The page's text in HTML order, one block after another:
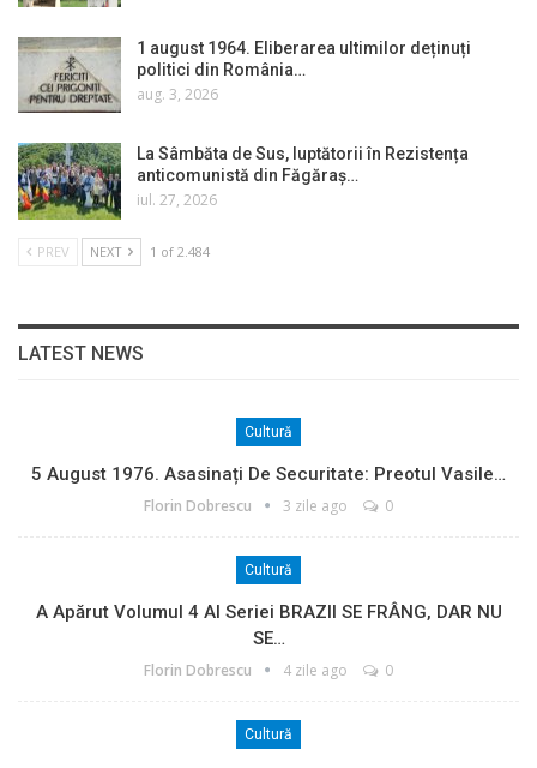
1 august 1964. Eliberarea ultimilor deținuți
politici din România…
aug. 3, 2026
La Sâmbăta de Sus, luptătorii în Rezistența
anticomunistă din Făgăraș…
iul. 27, 2026
PREV NEXT 1 of 2.484
LATEST NEWS
Cultură
5 August 1976. Asasinați De Securitate: Preotul Vasile…
Florin Dobrescu 3 zile ago 0
Cultură
A Apărut Volumul 4 Al Seriei BRAZII SE FRÂNG, DAR NU
SE…
Florin Dobrescu 4 zile ago 0
Cultură